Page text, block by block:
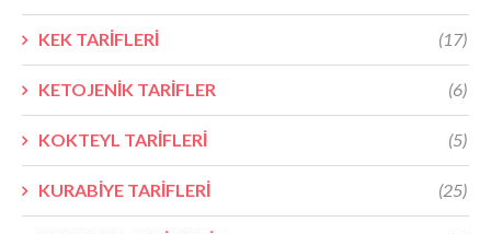
KEK TARİFLERİ (17)
KETOJENİK TARİFLER (6)
KOKTEYL TARİFLERİ (5)
KURABİYE TARİFLERİ (25)